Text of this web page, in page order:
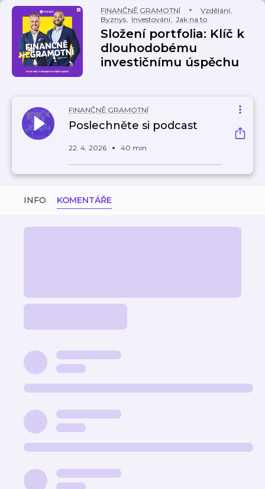
FINANČNĚ GRAMOTNÍ Vzdělání,
Byznys, Investování, Jak na to
Složení portfolia: Klíč k
dlouhodobému
investičnímu úspěchu
FINANČNĚ GRAMOTNÍ
Poslechněte si podcast
22. 4. 2026 40 min
INFO KOMENTÁŘE